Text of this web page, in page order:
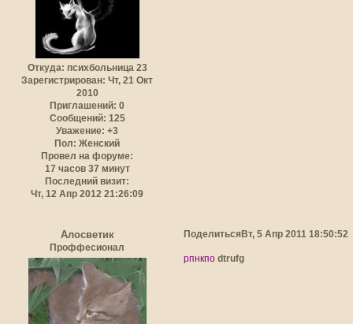
Откуда: психбольница 23
Зарегистрирован: Чт, 21 Окт
2010
Приглашений: 0
Сообщений: 125
Уважение: +3
Пол: Женский
Провел на форуме:
17 часов 37 минут
Последний визит:
Чт, 12 Апр 2012 21:26:09
ПоделитьсяВт, 5 Апр 2011 18:50:52
Алосветик
Проффесионал
рпнкпо dtrufg